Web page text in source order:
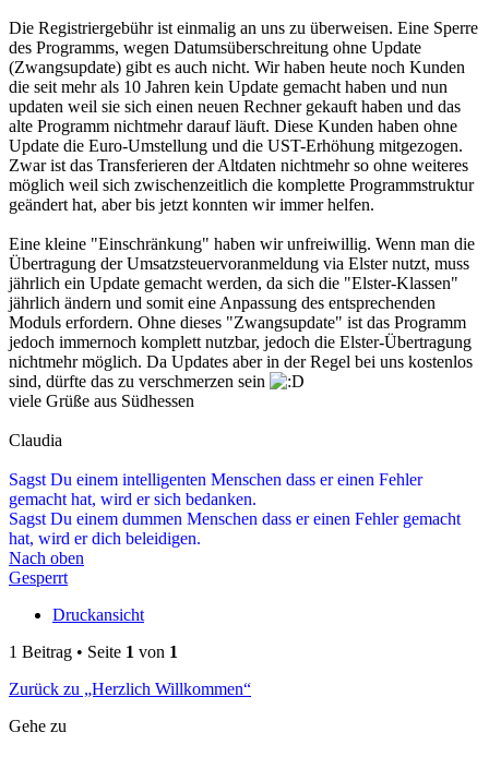
Die Registriergebühr ist einmalig an uns zu überweisen. Eine Sperre
des Programms, wegen Datumsüberschreitung ohne Update
(Zwangsupdate) gibt es auch nicht. Wir haben heute noch Kunden
die seit mehr als 10 Jahren kein Update gemacht haben und nun
updaten weil sie sich einen neuen Rechner gekauft haben und das
alte Programm nichtmehr darauf läuft. Diese Kunden haben ohne
Update die Euro-Umstellung und die UST-Erhöhung mitgezogen.
Zwar ist das Transferieren der Altdaten nichtmehr so ohne weiteres
möglich weil sich zwischenzeitlich die komplette Programmstruktur
geändert hat, aber bis jetzt konnten wir immer helfen.
Eine kleine "Einschränkung" haben wir unfreiwillig. Wenn man die
Übertragung der Umsatzsteuervoranmeldung via Elster nutzt, muss
jährlich ein Update gemacht werden, da sich die "Elster-Klassen"
jährlich ändern und somit eine Anpassung des entsprechenden
Moduls erfordern. Ohne dieses "Zwangsupdate" ist das Programm
jedoch immernoch komplett nutzbar, jedoch die Elster-Übertragung
nichtmehr möglich. Da Updates aber in der Regel bei uns kostenlos
sind, dürfte das zu verschmerzen sein
viele Grüße aus Südhessen
Claudia
Sagst Du einem intelligenten Menschen dass er einen Fehler
gemacht hat, wird er sich bedanken.
Sagst Du einem dummen Menschen dass er einen Fehler gemacht
hat, wird er dich beleidigen.
Nach oben
Gesperrt
Druckansicht
1 Beitrag • Seite 1 von 1
Zurück zu „Herzlich Willkommen“
Gehe zu